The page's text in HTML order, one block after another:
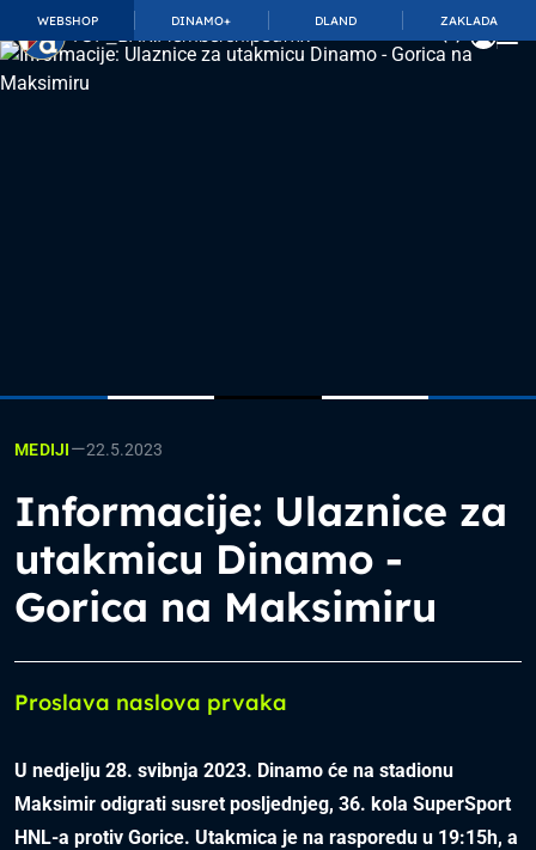
WEBSHOP DINAMO+ DLAND ZAKLADA
TOP_BAR.MembershipSuffix
MEDIJI—22.5.2023
Informacije: Ulaznice za
utakmicu Dinamo -
Gorica na Maksimiru
Proslava naslova prvaka
U nedjelju 28. svibnja 2023. Dinamo će na stadionu
Maksimir odigrati susret posljednjeg, 36. kola SuperSport
HNL-a protiv Gorice. Utakmica je na rasporedu u 19:15h, a